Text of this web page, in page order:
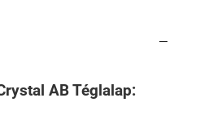
AB Téglalap: